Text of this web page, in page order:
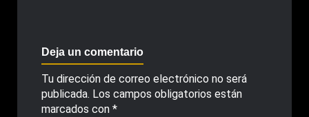
Deja un comentario
Tu dirección de correo electrónico no será
publicada. Los campos obligatorios están
marcados con *